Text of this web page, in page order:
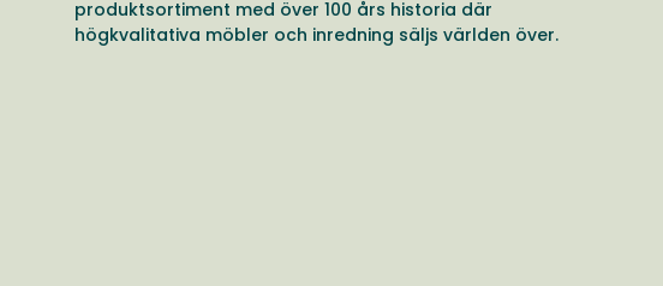
produktsortiment med över 100 års historia där
högkvalitativa möbler och inredning säljs världen över.